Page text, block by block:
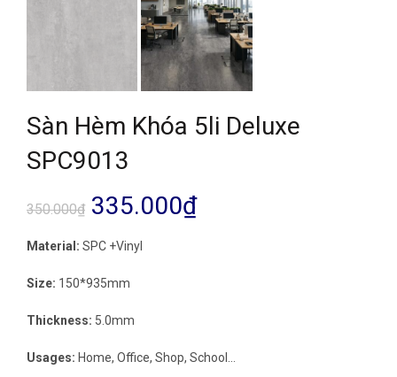
Sàn Hèm Khóa 5li Deluxe
SPC9013
350.000₫ Giá
gốc
là:
350.000₫.
335.000₫Giá
335.000₫.
Material: SPC +Vinyl
Size: 150*935mm
Thickness: 5.0mm
Usages: Home, Office, Shop, School…